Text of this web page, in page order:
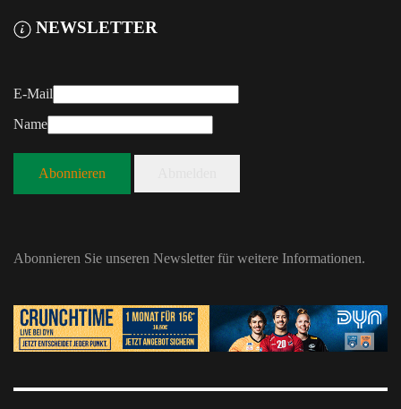
NEWSLETTER
E-Mail
Name
Abonnieren
Abonnieren Sie unseren Newsletter für weitere Informationen.